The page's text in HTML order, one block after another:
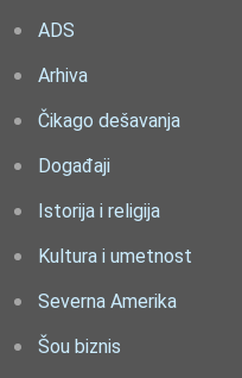
ADS
Arhiva
Čikago dešavanja
Događaji
Istorija i religija
Kultura i umetnost
Severna Amerika
Šou biznis